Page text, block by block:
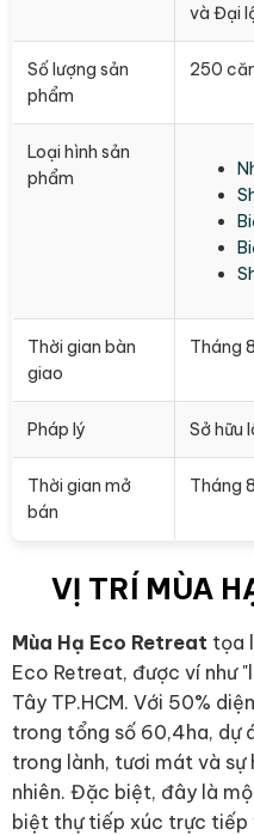
và Đại
Số lượng sản
phẩm
250
Loại hình sản
phẩm
Thời gian bàn
giao
Tháng
Pháp lý Sở hữu
Thời gian mở
bán
Tháng
VỊ TRÍ MÙA
Mùa Hạ Eco Retreat tọa
Eco Retreat, được ví như
Tây TP.HCM. Với 50%
trong tổng số 60,4ha, dự
trong lành, tươi mát và
nhiên. Đặc biệt, đây là
biệt thự tiếp xúc trực tiếp